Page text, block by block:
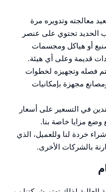
معالجته وتدويره مرة
الحديد تحتوي على عنصر
تصنيع أو هياكل ومجسمات
قديمة وعلى أي هيئة.
فصله وتجهيزه لخطوات
مجهزة بإمكانيات
في التسعير على أسعار
وضع مزايا خاصة بنا.
خردة لنا وللعميل، الذي
بالشركات الأخرى.